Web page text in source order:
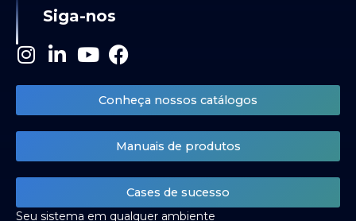
Siga-nos
I
s
t
a
r
m
L
n
k
e
i
-
Y
u
t
u
e
F
c
e
b
o
o
k
Conheça nossos catálogos
Manuais de produtos
Cases de sucesso
Seu sistema em qualquer ambiente